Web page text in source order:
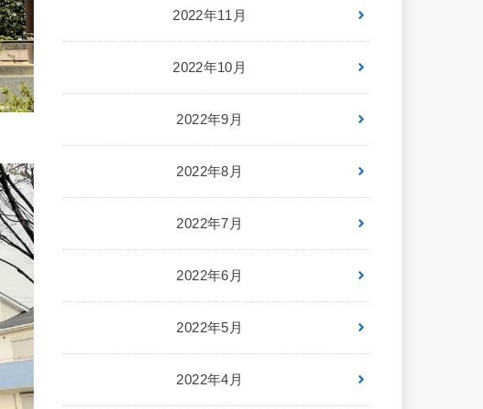
2022年11月
2022年10月
2022年9月
2022年8月
2022年7月
2022年6月
2022年5月
2022年4月